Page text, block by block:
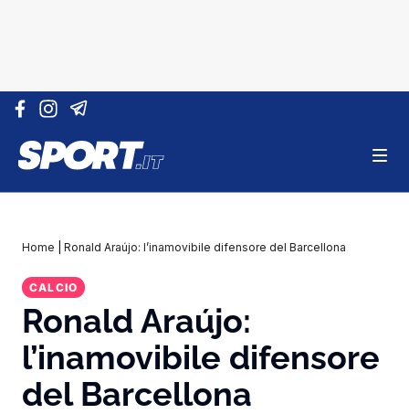
Vai al contenuto
Home Ronald Araújo: l’inamovibile difensore del Barcellona
CALCIO
Ronald Araújo:
l’inamovibile difensore
del Barcellona